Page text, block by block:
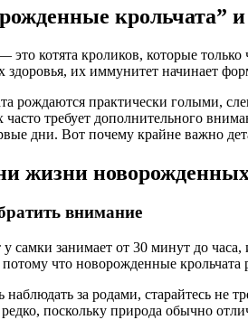
крольчата”
это котята кроликов, которые
здоровья, их иммунитет начинает
рождаются практически голыми,
требует дополнительного
дни. Вот почему крайне важно
жизни
внимание
самки занимает от 30 минут до
что новорожденные
наблюдать за родами, старайтесь
поскольку природа обычно